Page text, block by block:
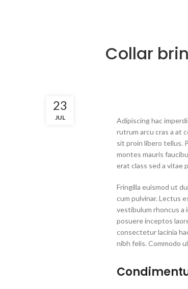
Collar
23
JUL
Adipiscing hac
rutrum arcu cras a at
sit proin libero tellus.
montes mauris
erat class sed a vitae
Fringilla euismod ut
cum pulvinar. Lectus
vestibulum rhoncus a
posuere inceptos
consectetur lacinia
nibh felis. Commodo